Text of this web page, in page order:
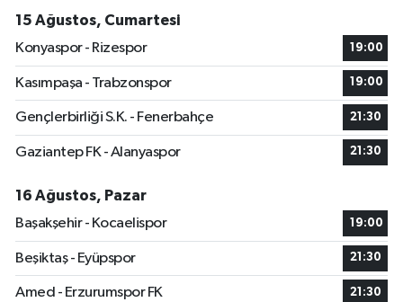
15 Ağustos, Cumartesi
Konyaspor - Rizespor
19:00
Kasımpaşa - Trabzonspor 19:00
Gençlerbirliği S.K. - Fenerbahçe 21:30
Gaziantep FK - Alanyaspor 21:30
16 Ağustos, Pazar
Başakşehir - Kocaelispor
19:00
Beşiktaş - Eyüpspor 21:30
Amed - Erzurumspor FK 21:30